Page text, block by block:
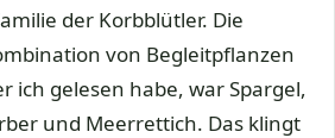
der Korbblütler. Die
von Begleitpflanzen
ich gelesen habe, war Spargel,
und Meerrettich. Das klingt